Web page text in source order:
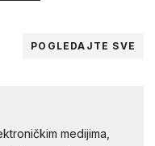
POGLEDAJTE SVE
medijima,